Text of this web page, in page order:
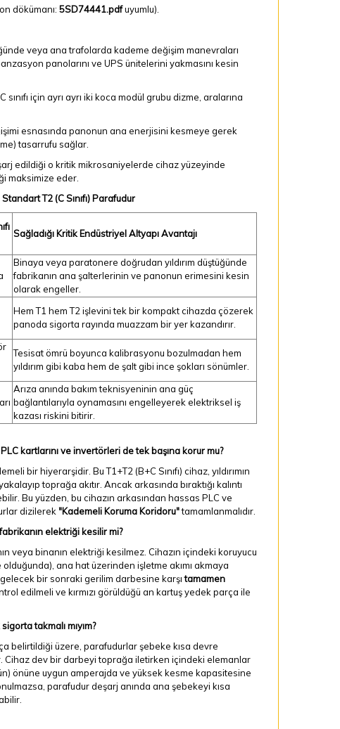
dökümanı: 5SD74441.pdfuyumlu).
veya ana trafolarda kademe değişim manevraları
panolarını ve UPS ünitelerini yakmasını kesin
sınıfı için ayrı ayrı iki koca modül grubu dizme, aralarına
esnasında panonun ana enerjisini kesmeye gerek
tasarrufu sağlar.
edildiği o kritik mikrosaniyelerde cihaz yüzeyinde
maksimize eder.
T2 (C Sınıfı) Parafudur
Sağladığı Kritik Endüstriyel Altyapı Avantajı
Binaya veya paratonere doğrudan yıldırım düştüğünde
fabrikanın ana şalterlerinin ve panonun erimesini kesin
olarak engeller.
Hem T1 hem T2 işlevini tek bir kompakt cihazda çözerek
panoda sigorta rayında muazzam bir yer kazandırır.
Tesisat ömrü boyunca kalibrasyonu bozulmadan hem
yıldırım gibi kaba hem de şalt gibi ince şokları sönümler.
Arıza anında bakım teknisyeninin ana güç
bağlantılarıyla oynamasını engelleyerek elektriksel iş
kazası riskini bitirir.
kartlarını ve invertörleri de tek başına korur mu?
bir hiyerarşidir. Bu T1+T2 (B+C Sınıfı) cihaz, yıldırımın
toprağa akıtır. Ancak arkasında bıraktığı kalıntı
Bu yüzden, bu cihazın arkasından hassas PLC ve
dizilerek "Kademeli Koruma Koridoru"tamamlanmalıdır.
elektriği kesilir mi?
veya binanın elektriği kesilmez. Cihazın içindeki koruyucu
ana hat üzerinden işletme akımı akmaya
bir sonraki gerilim darbesine karşıtamamen
edilmeli ve kırmızı görüldüğü an kartuş yedek parça ile
takmalı mıyım?
belirtildiği üzere, parafudurlar şebeke kısa devre
Cihaz dev bir darbeyi toprağa iletirken içindeki elemanlar
önüne uygun amperajda ve yüksek kesme kapasitesine
parafudur deşarj anında ana şebekeyi kısa